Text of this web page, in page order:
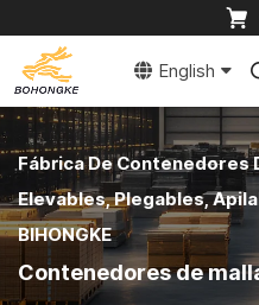
English
Fábrica De Contenedores
Elevables, Plegables,
BIHONGKE
Contenedores de